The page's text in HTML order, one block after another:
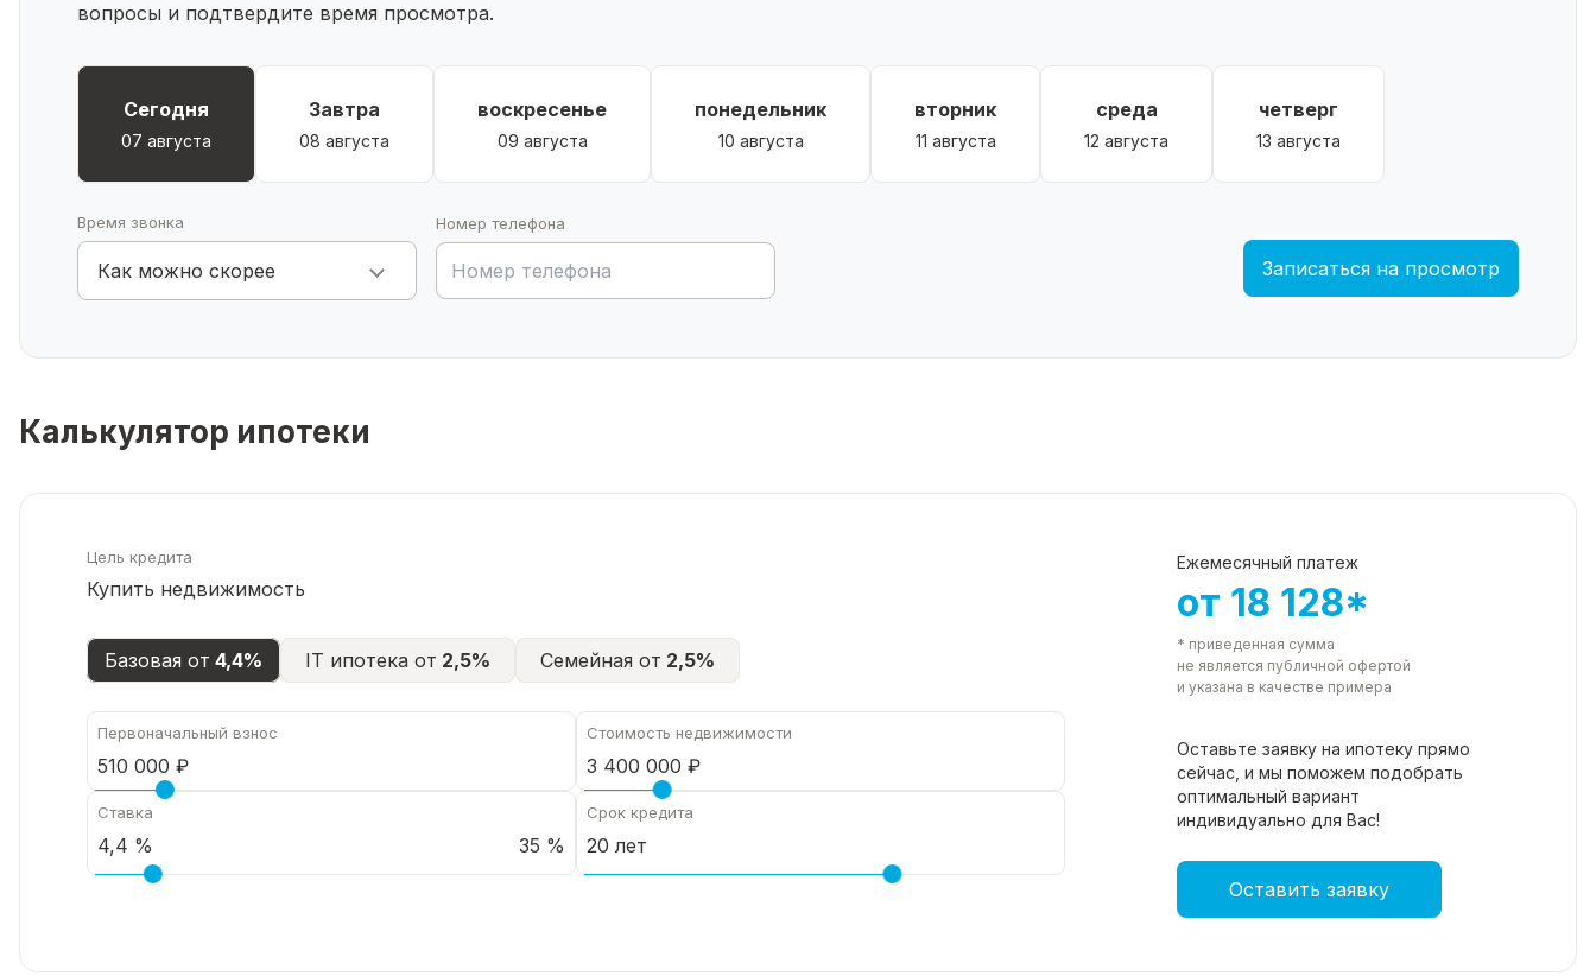
вопросы и подтвердите время просмотра.
Сегодня
07 августа
Завтра
08 августа
воскресенье
09 августа
понедельник
10 августа
вторник
11 августа
среда
12 августа
четверг
13 августа
Время звонка
Как можно скорее
Номер телефона
Записаться на просмотр
Калькулятор ипотеки
Цель кредита
Купить недвижимость
Базовая от 4,4% IT ипотека от 2,5% Семейная от 2,5%
Первоначальный взнос Стоимость недвижимости
Ставка
35 %
Срок кредита
Ежемесячный платеж
от 18 128*
* приведенная сумма
не является публичной офертой
и указана в качестве примера
Оставьте заявку на ипотеку прямо
сейчас, и мы поможем подобрать
оптимальный вариант
индивидуально для Вас!
Оставить заявку